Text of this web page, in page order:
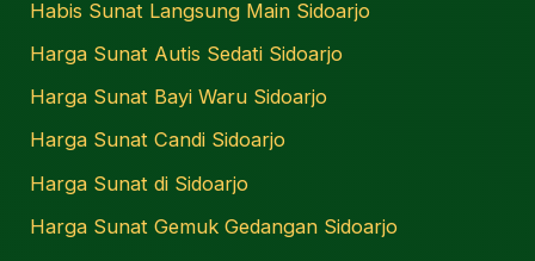
Habis Sunat Langsung Main Sidoarjo
Harga Sunat Autis Sedati Sidoarjo
Harga Sunat Bayi Waru Sidoarjo
Harga Sunat Candi Sidoarjo
Harga Sunat di Sidoarjo
Harga Sunat Gemuk Gedangan Sidoarjo